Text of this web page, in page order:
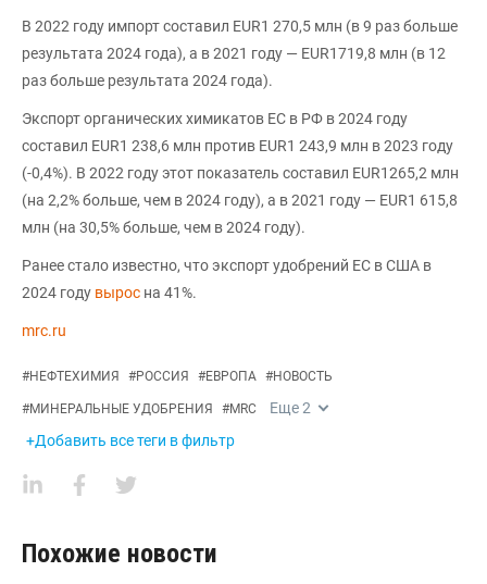
В 2022 году импорт составил EUR1 270,5 млн (в 9 раз больше
результата 2024 года), а в 2021 году — EUR1719,8 млн (в 12
раз больше результата 2024 года).
Экспорт органических химикатов ЕС в РФ в 2024 году
составил EUR1 238,6 млн против EUR1 243,9 млн в 2023 году
(-0,4%). В 2022 году этот показатель составил EUR1265,2 млн
(на 2,2% больше, чем в 2024 году), а в 2021 году — EUR1 615,8
млн (на 30,5% больше, чем в 2024 году).
Ранее стало известно, что экспорт удобрений ЕС в США в
2024 году вырос на 41%.
mrc.ru
#НЕФТЕХИМИЯ #РОССИЯ #ЕВРОПА #НОВОСТЬ
#МИНЕРАЛЬНЫЕ УДОБРЕНИЯ #MRC Еще2
+Добавить все теги в фильтр
Похожие новости